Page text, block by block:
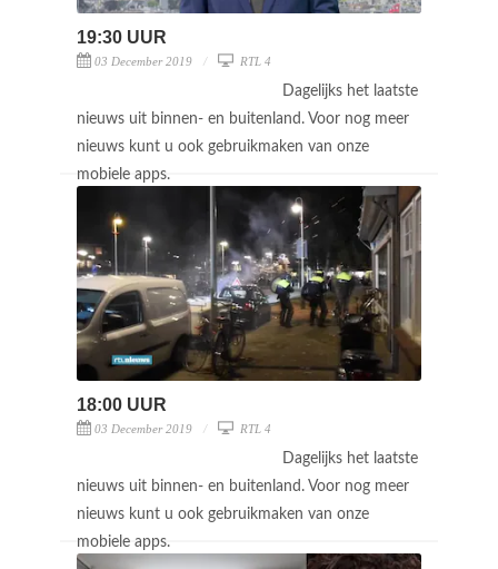
19:30 UUR
03 December 2019 RTL 4
Dagelijks het laatste
nieuws uit binnen- en buitenland. Voor nog meer
nieuws kunt u ook gebruikmaken van onze
mobiele apps.
18:00 UUR
03 December 2019 RTL 4
Dagelijks het laatste
nieuws uit binnen- en buitenland. Voor nog meer
nieuws kunt u ook gebruikmaken van onze
mobiele apps.